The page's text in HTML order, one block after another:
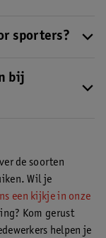
van het
als
kun je bijvoorbeeld
sporters?
als je sport. Als
kiezen je
tijdens
veel eiwitten kan
Lees meer
bij
te
ze de
over
de soorten
Wil je
een kijkje in onze
Kom gerust
helpen je